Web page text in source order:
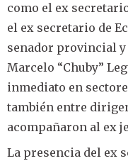
como el ex
el ex secretario de
senador provincial y
Marcelo “Chuby”
inmediato en
también entre
acompañaron al ex
La presencia del ex